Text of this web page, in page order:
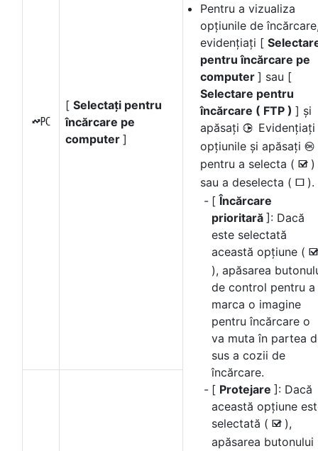
K
[ Selectați pentru
încărcare pe
computer ]
Pentru a vizualiza
opțiunile de
evidențiați [
pentru încărcare pe
computer ] sau [
Selectare pentru
încărcare ( FTP ) ] și
apăsați 2 Evidențiați
opțiunile și apăsați J
pentru a selecta ( M )
sau a deselecta ( U ).
[Încărcare
prioritară ]: Dacă
este selectată
această opțiune ( M
), apăsarea
de control pentru a
marca o imagine
pentru încărcare o
va muta în partea
sus a cozii de
încărcare.
[ Protejare ]: Dacă
această opțiune
selectată ( M ),
apăsarea butonului